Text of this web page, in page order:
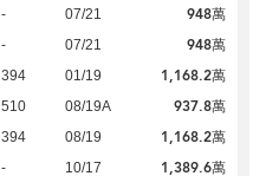
- 07/21 948萬
- 07/21 948萬
394 01/19 1,168.2萬
510 08/19A 937.8萬
394 08/19 1,168.2萬
- 10/17 1,389.6萬